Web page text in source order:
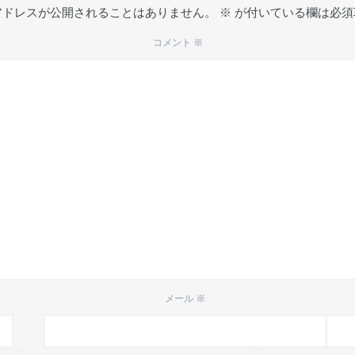
ドレスが公開されることはありません。 ※ が付いている欄は必
コメント ※
メール ※